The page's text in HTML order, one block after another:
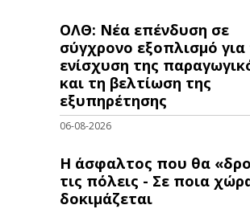
ΟΛΘ: Νέα επένδυση σε
σύγχρονο εξοπλισμό για
ενίσχυση της
και τη βελτίωση της
εξυπηρέτησης
06-08-2026
Η άσφαλτος που θα
τις πόλεις - Σε ποια
δοκιμάζεται